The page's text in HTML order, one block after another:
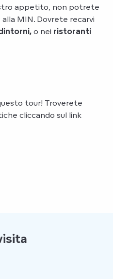
appetito, non potrete
MIN. Dovrete recarvi
o nei ristoranti
tour! Troverete
cliccando sul link